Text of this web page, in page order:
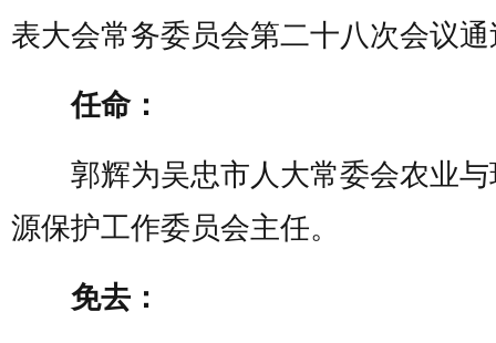
表大会常务委员会第二十八次会议
任命：
郭辉为吴忠市人大常委会农业与
源保护工作委员会主任。
免去：